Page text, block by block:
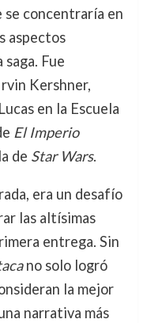
se concentraría en
aspectos
Fue
Kershner,
en la Escuela
El Imperio
de Star Wars.
era un desafío
las altísimas
entrega. Sin
no solo logró
la mejor
narrativa más